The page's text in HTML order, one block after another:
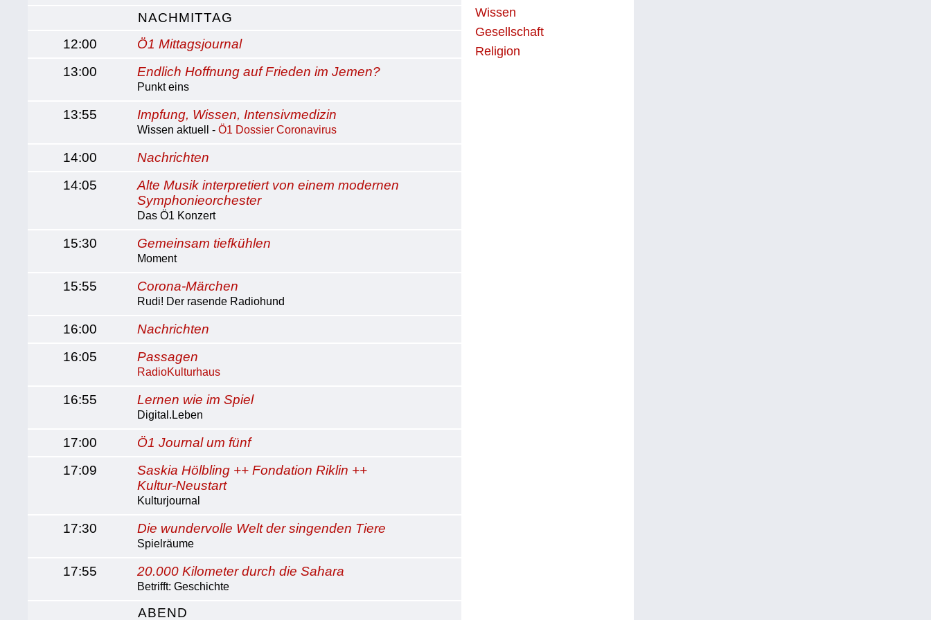
Wissen
Gesellschaft
Religion
NACHMITTAG
12:00
Ö1 Mittagsjournal
13:00
Endlich Hoffnung auf Frieden im Jemen?
Punkt eins
13:55 Impfung, Wissen, Intensivmedizin
Wissen aktuell -Ö1 Dossier Coronavirus
14:00
Nachrichten
14:05
Alte Musik interpretiert von einem modernen
Symphonieorchester
Das Ö1 Konzert
15:30 Gemeinsam tiefkühlen
Moment
15:55 Corona-Märchen
Rudi! Der rasende Radiohund
16:00
Nachrichten
16:05
Passagen
RadioKulturhaus
16:55 Lernen wie im Spiel
Digital.Leben
17:00
Ö1 Journal um fünf
17:09
Saskia Hölbling ++ Fondation Riklin ++
Kultur-Neustart
Kulturjournal
17:30 Die wundervolle Welt der singenden Tiere
Spielräume
17:55 20.000 Kilometer durch die Sahara
Betrifft: Geschichte
ABEND